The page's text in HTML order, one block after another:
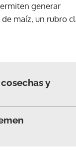
generar
maíz, un rubro
y